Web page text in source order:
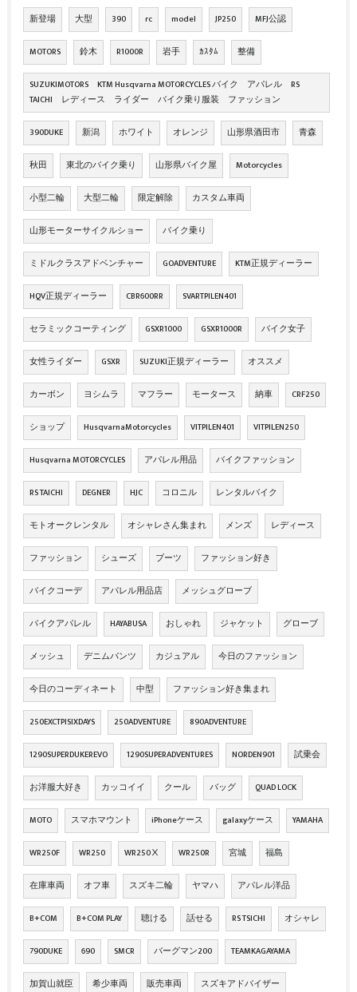
新登場 大型 390 rc model JP250 MFJ公認
MOTORS 鈴木 R1000R 岩手 ｶｽﾀﾑ 整備
SUZUKIMOTORS KTM Husqvarna MOTORCYCLES バイク アパレル RS
TAICHI レディース ライダー バイク乗り服装 ファッション
390DUKE 新潟 ホワイト オレンジ 山形県酒田市 青森
秋田 東北のバイク乗り 山形県バイク屋 Motorcycles
小型二輪 大型二輪 限定解除 カスタム車両
山形モーターサイクルショー バイク乗り
ミドルクラスアドベンチャー GOADVENTURE KTM正規ディーラー
HQV正規ディーラー CBR600RR SVARTPILEN401
セラミックコーティング GSXR1000 GSXR1000R バイク女子
女性ライダー GSXR SUZUKI正規ディーラー オススメ
カーボン ヨシムラ マフラー モータース 納車 CRF250
ショップ HusqvarnaMotorcycles VITPILEN401 VITPILEN250
Husqvarna MOTORCYCLES アパレル用品 バイクファッション
RS TAICHI DEGNER HJC コロニル レンタルバイク
モトオークレンタル オシャレさん集まれ メンズ レディース
ファッション シューズ ブーツ ファッション好き
バイクコーデ アパレル用品店 メッシュグローブ
バイクアパレル HAYABUSA おしゃれ ジャケット グローブ
メッシュ デニムパンツ カジュアル 今日のファッション
今日のコーディネート 中型 ファッション好き集まれ
250EXCTPISIXDAYS 250ADVENTURE 890ADVENTURE
1290SUPERDUKEREVO 1290SUPERADVENTURES NORDEN901 試乗会
お洋服大好き カッコイイ クール バッグ QUAD LOCK
MOTO スマホマウント iPhoneケース galaxyケース YAMAHA
WR250F WR250 WR250Ⅹ WR250R 宮城 福島
在庫車両 オフ車 スズキ二輪 ヤマハ アパレル洋品
B+COM B+COM PLAY 聴ける 話せる RS TSICHI オシャレ
790DUKE 690 SMCR バーグマン200 TEAMKAGAYAMA
加賀山就臣 希少車両 販売車両 スズキアドバイザー